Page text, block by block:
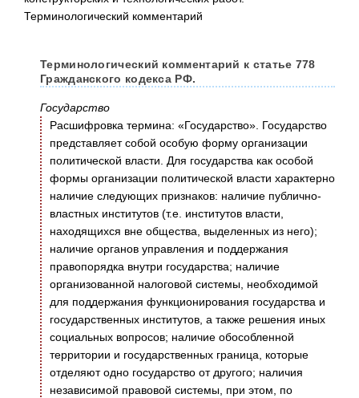
Терминологический комментарий к статье 778
Гражданского кодекса РФ.
Государство
Расшифровка термина: «Государство». Государство
представляет собой особую форму организации
политической власти. Для государства как особой
формы организации политической власти характерно
наличие следующих признаков: наличие публично-
властных институтов (т.е. институтов власти,
находящихся вне общества, выделенных из него);
наличие органов управления и поддержания
правопорядка внутри государства; наличие
организованной налоговой системы, необходимой
для поддержания функционирования государства и
государственных институтов, а также решения иных
социальных вопросов; наличие обособленной
территории и государственных граница, которые
отделяют одно государство от другого; наличия
независимой правовой системы, при этом, по